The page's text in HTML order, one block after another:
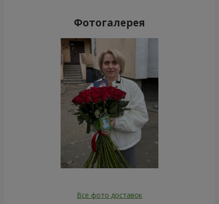
Фотогалерея
Все фото доставок